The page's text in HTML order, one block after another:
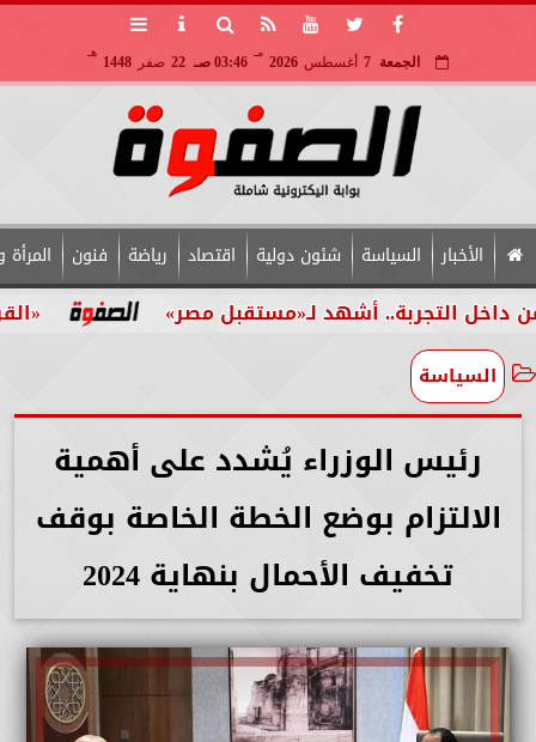
الجمعة 7 أغسطس 2026
مـ
03:46 صـ 22 صفر 1448
هـ
الأخبار السياسة شئون دولية اقتصاد رياضة فنون
«القومي أشهد لـ«مستقبل مصر»
السياسة
رئيس الوزراء يُشدد على أهمية
الالتزام بوضع الخطة الخاصة بوقف
تخفيف الأحمال بنهاية 2024